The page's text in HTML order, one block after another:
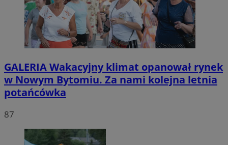
GALERIAWakacyjny klimat opanował rynek
w Nowym Bytomiu. Za nami kolejna letnia
potańcówka
87